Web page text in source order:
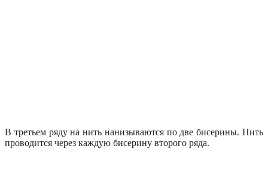
В третьем ряду на нить нанизываются по две бисерины. Нить
проводится через каждую бисерину второго ряда.